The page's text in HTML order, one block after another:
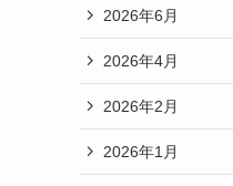
2026年6月
2026年4月
2026年2月
2026年1月